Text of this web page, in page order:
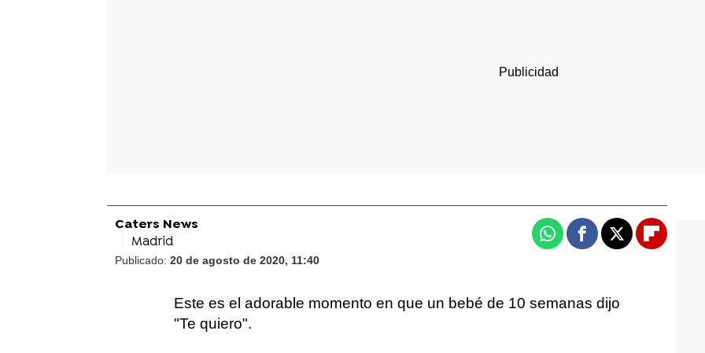
Caters News
Madrid
Publicado: 20 de agosto de 2020, 11:40
WhatsappFacebook
X
Este es el adorable momento en que un bebé de 10 semanas dijo
"Te quiero".